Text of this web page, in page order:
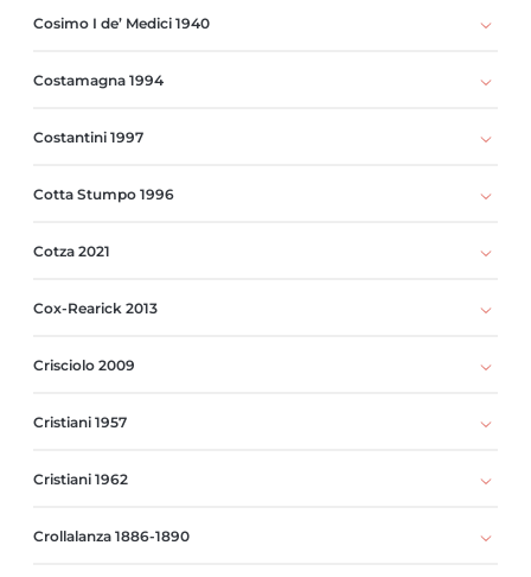
Cosimo I de’ Medici 1940
Costamagna 1994
Costantini 1997
Cotta Stumpo 1996
Cotza 2021
Cox-Rearick 2013
Crisciolo 2009
Cristiani 1957
Cristiani 1962
Crollalanza 1886-1890